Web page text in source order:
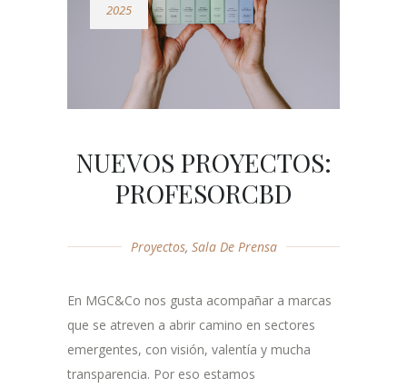
2025
NUEVOS PROYECTOS:
PROFESORCBD
Proyectos, Sala De Prensa
En MGC&Co nos gusta acompañar a marcas
que se atreven a abrir camino en sectores
emergentes, con visión, valentía y mucha
transparencia. Por eso estamos